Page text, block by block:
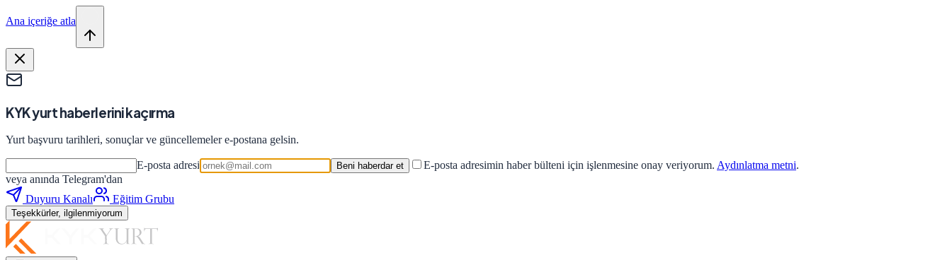
Ana içeriğe atla
KYK yurt haberlerini kaçırma
Yurt başvuru tarihleri, sonuçlar ve güncellemeler e-postana gelsin.
E-posta adresi Beni haberdar et E-posta adresimin haber bülteni için işlenmesine onay veriyorum. Aydınlatma metni.
veya anında Telegram'dan
Duyuru Kanalı
Eğitim Grubu
Teşekkürler, ilgilenmiyorum